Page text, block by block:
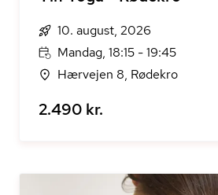
10. august, 2026
Mandag, 18:15 - 19:45
Hærvejen 8, Rødekro
2.490 kr.